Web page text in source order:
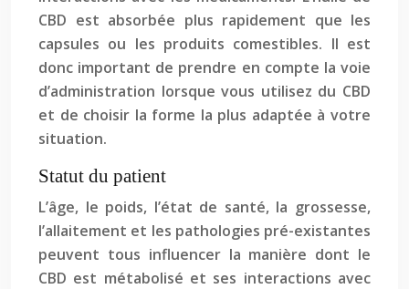
CBD est absorbée plus rapidement que les
capsules ou les produits comestibles. Il est
donc important de prendre en compte la voie
d’administration lorsque vous utilisez du CBD
et de choisir la forme la plus adaptée à votre
situation.
Statut du patient
L’âge, le poids, l’état de santé, la grossesse,
l’allaitement et les pathologies pré-existantes
peuvent tous influencer la manière dont le
CBD est métabolisé et ses interactions avec